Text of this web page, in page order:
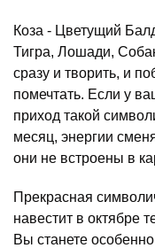
Коза - Цветущий
Тигра, Лошади,
сразу и творить, и
помечтать. Если у
приход такой
месяц, энергии
они не встроены в
Прекрасная
навестит в октябре
Вы станете